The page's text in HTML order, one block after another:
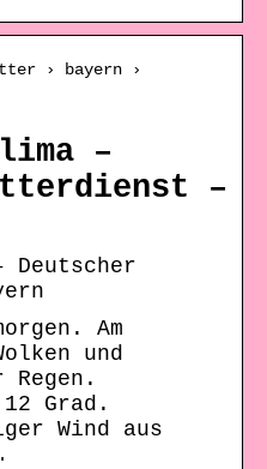
› bayern ›
–
–
Deutscher
Am
und
Grad.
Wind aus